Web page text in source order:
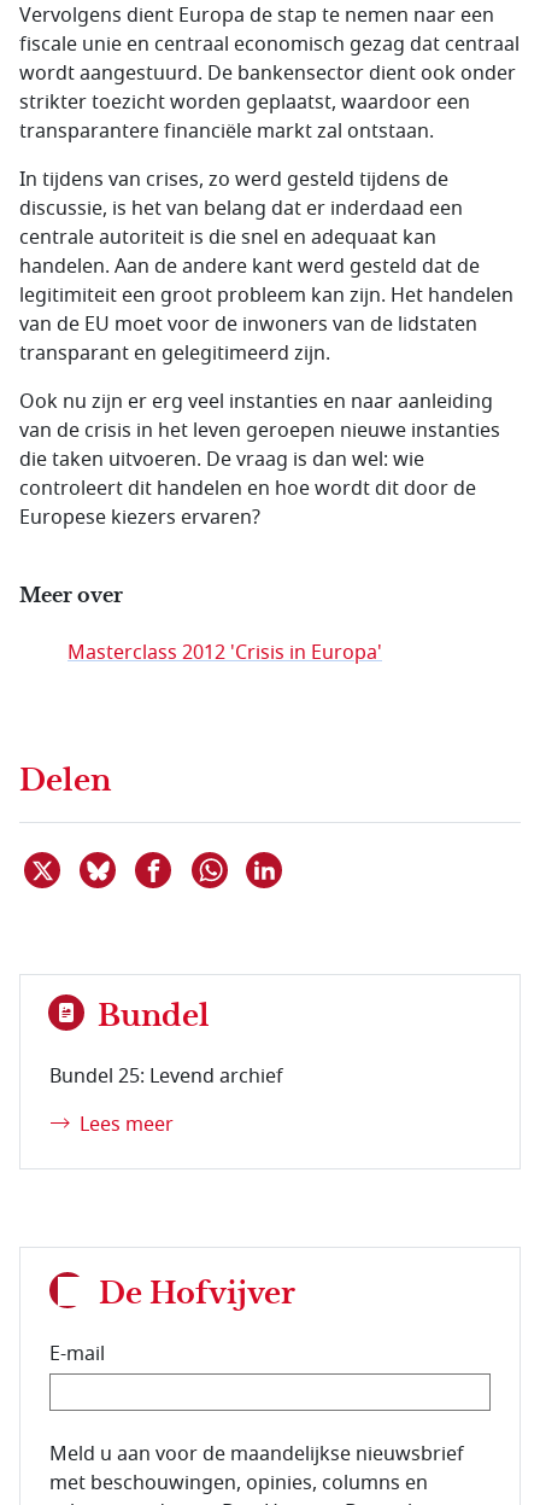
Vervolgens dient Europa de stap te nemen naar een
fiscale unie en centraal economisch gezag dat centraal
wordt aangestuurd. De bankensector dient ook onder
strikter toezicht worden geplaatst, waardoor een
transparantere financiële markt zal ontstaan.
In tijdens van crises, zo werd gesteld tijdens de
discussie, is het van belang dat er inderdaad een
centrale autoriteit is die snel en adequaat kan
handelen. Aan de andere kant werd gesteld dat de
legitimiteit een groot probleem kan zijn. Het handelen
van de EU moet voor de inwoners van de lidstaten
transparant en gelegitimeerd zijn.
Ook nu zijn er erg veel instanties en naar aanleiding
van de crisis in het leven geroepen nieuwe instanties
die taken uitvoeren. De vraag is dan wel: wie
controleert dit handelen en hoe wordt dit door de
Europese kiezers ervaren?
Meer over
Masterclass 2012 'Crisis in Europa'
Delen
Deel dit item op X
Deel dit item op Bluesky
Deel dit item op Facebook
Delen via WhatsApp
Bundel
Bundel 25: Levend archief
Lees meer
De Hofvijver
E-mail
E-mailadres van de abonnee.
Meld u aan voor de maandelijkse nieuwsbrief
met beschouwingen, opinies, columns en